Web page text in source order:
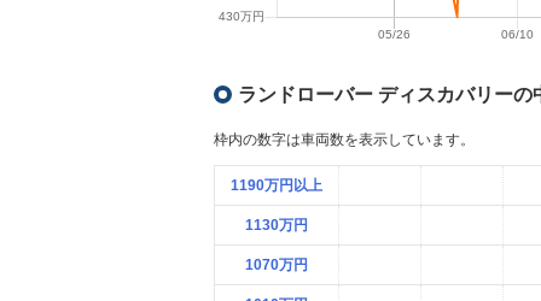
ランドローバー ディスカバリー
枠内の数字は車両数を表示しています。
1190万円以上
1130万円
1070万円